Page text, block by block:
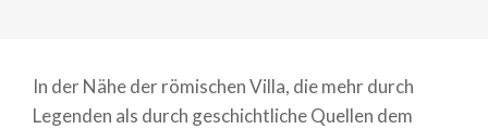
In der Nähe der römischen Villa, die mehr durch
Legenden als durch geschichtliche Quellen dem